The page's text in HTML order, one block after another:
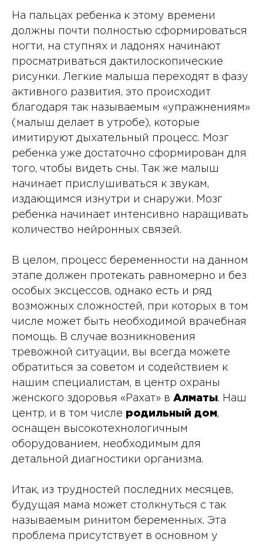
На пальцах ребенка к этому времени
должны почти полностью сформироваться
ногти, на ступнях и ладонях начинают
просматриваться дактилоскопические
рисунки. Легкие малыша переходят в фазу
активного развития, это происходит
благодаря так называемым «упражнениям»
(малыш делает в утробе), которые
имитируют дыхательный процесс. Мозг
ребенка уже достаточно сформирован для
того, чтобы видеть сны. Так же малыш
начинает прислушиваться к звукам,
издающимся изнутри и снаружи. Мозг
ребенка начинает интенсивно наращивать
количество нейронных связей.
В целом, процесс беременности на данном
этапе должен протекать равномерно и без
особых эксцессов, однако есть и ряд
возможных сложностей, при которых в том
числе может быть необходимой врачебная
помощь. В случае возникновения
тревожной ситуации, вы всегда можете
обратиться за советом и содействием к
нашим специалистам, в центр охраны
женского здоровья «Рахат» в Алматы. Наш
центр, и в том числе родильный дом,
оснащен высокотехнологичным
оборудованием, необходимым для
детальной диагностики организма.
Итак, из трудностей последних месяцев,
будущая мама может столкнуться с так
называемым ринитом беременных. Эта
проблема присутствует в основном у